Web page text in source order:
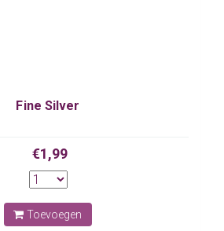
Fine Silver
€1,99
Toevoegen